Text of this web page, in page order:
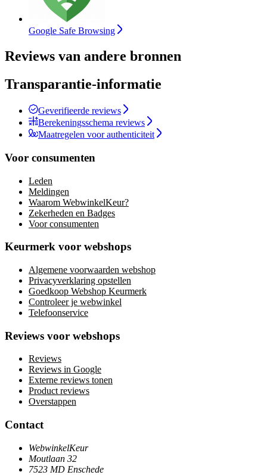
Google Safe Browsing
Reviews van andere bronnen
Transparantie-informatie
Geverifieerde reviews
Berekeningsschema reviews
Maatregelen voor authenticiteit
Voor consumenten
Leden
Meldingen
Waarom WebwinkelKeur?
Zekerheden en Badges
Voor consumenten
Keurmerk voor webshops
Algemene voorwaarden webshop
Privacyverklaring opstellen
Goedkoop Webshop Keurmerk
Controleer je webwinkel
Telefoonservice
Reviews voor webshops
Reviews
Reviews in Google
Externe reviews tonen
Product reviews
Overstappen
Contact
WebwinkelKeur
Moutlaan 32
7523 MD Enschede